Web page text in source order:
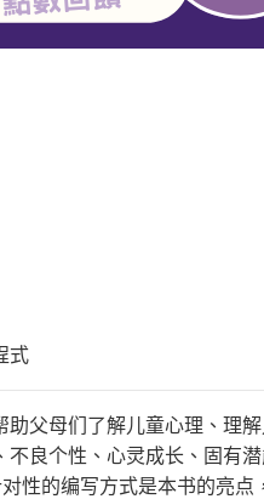
式
父母们了解儿童心理、理
良个性、心灵成长、固有
性的编写方式是本书的亮